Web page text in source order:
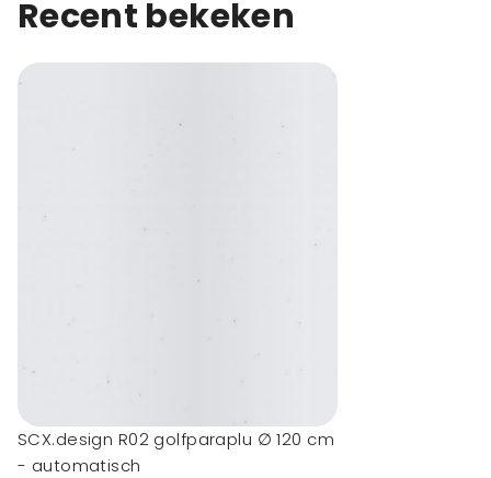
Recent bekeken
SCX.design R02 golfparaplu ∅ 120 cm
- automatisch